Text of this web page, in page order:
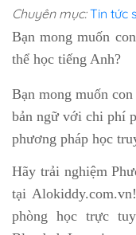
Chuyên mục:Tin tức
Bạn mong muốn
thể học tiếng Anh?
Bạn mong muốn
bản ngữ với chi phí
phương pháp học
Hãy trải nghiệm
tại
phòng học trực